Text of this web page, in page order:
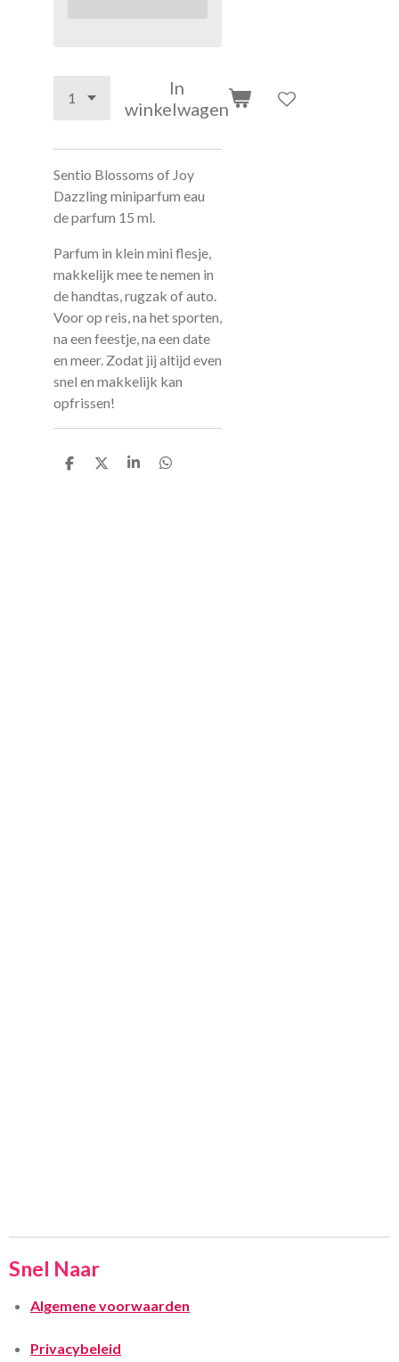
In
winkelwagen
Sentio Blossoms of Joy
Dazzling miniparfum eau
de parfum 15 ml.
Parfum in klein mini flesje,
makkelijk mee te nemen in
de handtas, rugzak of auto.
Voor op reis, na het sporten,
na een feestje, na een date
en meer. Zodat jij altijd even
snel en makkelijk kan
opfrissen!
D
D
S
D
Snel Naar
Algemene voorwaarden
Privacybeleid